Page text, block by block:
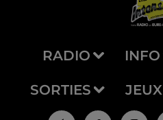
RADIO INFO
SORTIES JEUX